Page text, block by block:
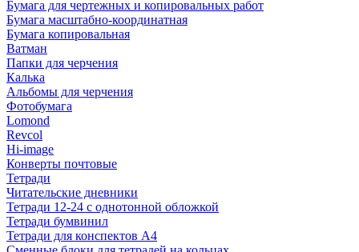
Бумага для чертежных и копировальных работ
Бумага масштабно-координатная
Бумага копировальная
Ватман
Папки для черчения
Калька
Альбомы для черчения
Фотобумага
Lomond
Revcol
Hi-image
Конверты почтовые
Тетради
Читательские дневники
Тетради 12-24 с однотонной обложкой
Тетради бумвинил
Тетради для конспектов А4